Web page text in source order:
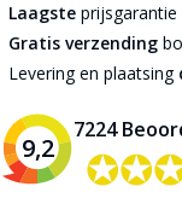
Laagste prijsgarantie
Gratis verzending
Levering en plaatsing
9,2
7224